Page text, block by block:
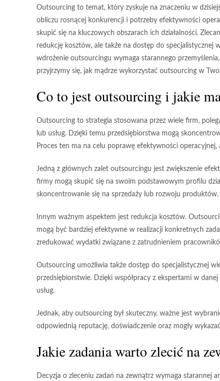
Outsourcing to temat, który zyskuje na znaczeniu w
obliczu rosnącej konkurencji i potrzeby efektywności
skupić się na kluczowych obszarach ich działalności.
redukcję kosztów, ale także na dostęp do specjalistycznej
wdrożenie outsourcingu wymaga starannego
przyjrzymy się, jak mądrze wykorzystać outsourcing w
Co to jest outsourcing i jakie
Outsourcing to strategia stosowana przez wiele firm,
lub usług. Dzięki temu przedsiębiorstwa mogą
Proces ten ma na celu poprawę efektywności
Jedną z głównych zalet outsourcingu jest zwiększenie
firmy mogą skupić się na swoim podstawowym profilu
skoncentrowanie się na sprzedaży lub rozwoju produktów.
Innym ważnym aspektem jest redukcja kosztów.
mogą być bardziej efektywne w realizacji konkretnych
zredukować wydatki związane z zatrudnieniem
Outsourcing umożliwia także dostęp do specjalistycznej
przedsiębiorstwie. Dzięki współpracy z ekspertami w
usług.
Jednak, aby outsourcing był skuteczny, ważne jest
odpowiednią reputację, doświadczenie oraz mogły
Jakie zadania warto zlecić na
Decyzja o zleceniu zadań na zewnątrz wymaga starannej